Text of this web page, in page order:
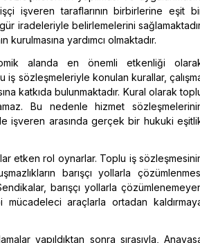
işveren taraflarının birbirlerine eşit
iradeleriyle belirlemelerini
kurulmasına yardımcı olmaktadır.
alanda en önemli etkenliği
sözleşmeleriyle konulan kurallar,
katkıda bulunmaktadır. Kural olarak
Bu nedenle hizmet
işveren arasında gerçek bir hukuki
etken rol oynarlar. Toplu iş
barışçı yollarla
barışçı yollarla
araçlarla ortadan
yapıldıktan sonra sırasıyla,